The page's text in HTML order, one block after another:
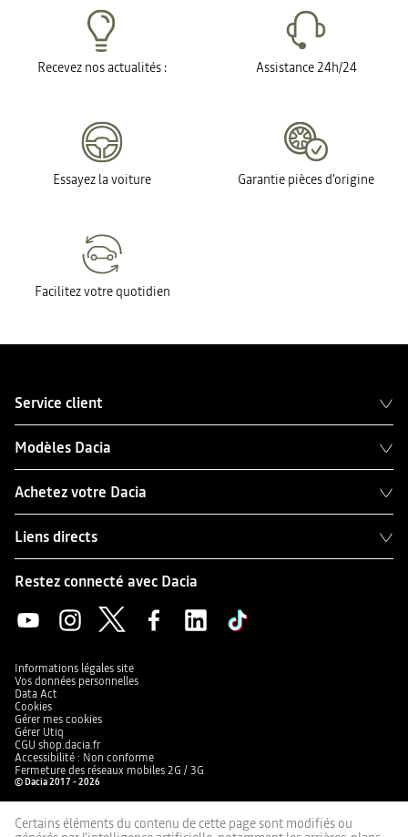
Recevez nos actualités : Assistance 24h/24
Essayez la voiture Garantie pièces d'origine
Facilitez votre quotidien
Service client
Modèles Dacia
Achetez votre Dacia
Liens directs
Restez connecté avec Dacia
Informations légales site
Vos données personnelles
Data Act
Cookies
Gérer mes cookies
Gérer Utiq
CGU shop.dacia.fr
Accessibilité : Non conforme
Fermeture des réseaux mobiles 2G / 3G
© Dacia 2017 - 2026
Certains éléments du contenu de cette page sont modifiés ou